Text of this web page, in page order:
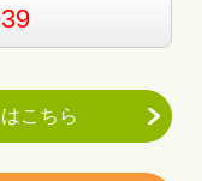
こちら